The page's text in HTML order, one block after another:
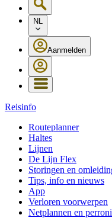
NL
Aanmelden
Reisinfo
Routeplanner
Haltes
Lijnen
De Lijn Flex
Storingen en
Tips, info en nieuws
App
Verloren voorwerpen
Netplannen en